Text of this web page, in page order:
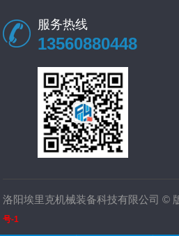
服务热线
13560880448
洛阳埃里克机械装备科技有限公司 ©
号-1